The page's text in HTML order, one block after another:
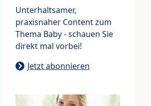
Unterhaltsamer,
praxisnaher Content zum
Thema Baby - schauen Sie
direkt mal vorbei!
Jetzt abonnieren